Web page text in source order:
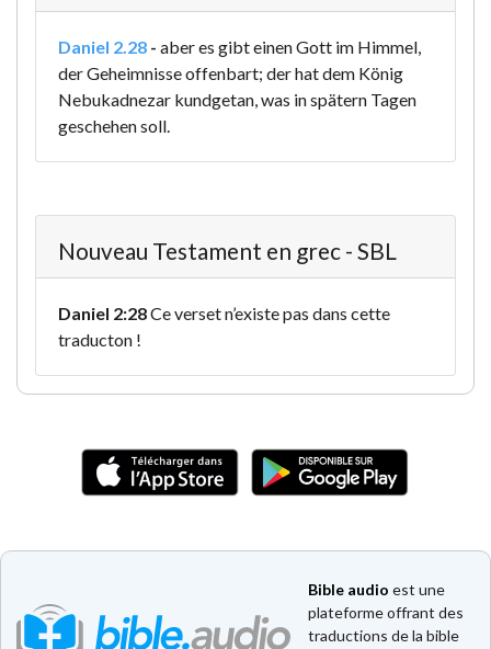
Daniel 2.28 - aber es gibt einen Gott im Himmel,
der Geheimnisse offenbart; der hat dem König
Nebukadnezar kundgetan, was in spätern Tagen
geschehen soll.
Nouveau Testament en grec - SBL
Daniel 2:28Ce verset n’existe pas dans cette
traducton !
Bible audio est une
plateforme offrant des
traductions de la bible